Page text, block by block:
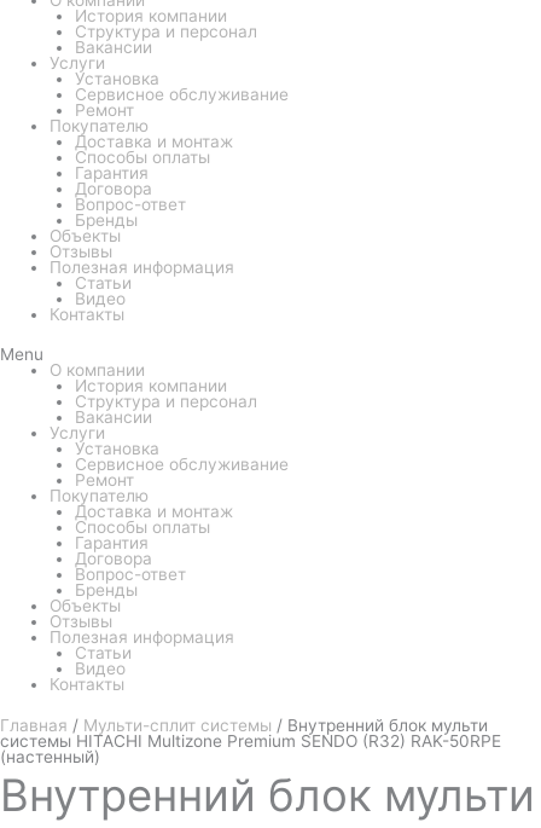
История компании
Структура и персонал
Вакансии
Услуги
Установка
Сервисное обслуживание
Ремонт
Покупателю
Доставка и монтаж
Способы оплаты
Гарантия
Договора
Вопрос-ответ
Бренды
Объекты
Отзывы
Полезная информация
Статьи
Видео
Контакты
Menu
О компании
История компании
Структура и персонал
Вакансии
Услуги
Установка
Сервисное обслуживание
Ремонт
Покупателю
Доставка и монтаж
Способы оплаты
Гарантия
Договора
Вопрос-ответ
Бренды
Объекты
Отзывы
Полезная информация
Статьи
Видео
Контакты
Главная / Мульти-сплит системы / Внутренний блок мульти
системы HITACHI Multizone Premium SENDO (R32) RAK-50RPE
(настенный)
Внутренний блок мульти